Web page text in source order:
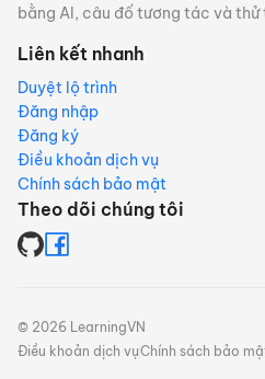
bằng AI, câu đố tương tác và
Liên kết nhanh
Duyệt lộ trình
Đăng nhập
Đăng ký
Điều khoản dịch vụ
Chính sách bảo mật
Theo dõi chúng tôi
© 2026 LearningVN
Điều khoản dịch vụChính sách bảo